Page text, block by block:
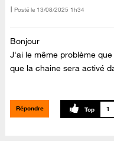
Posté le ‎13/08/2025 1h34
Bonjour
J'ai le même problème
que la chaine sera activé
Répondre 1